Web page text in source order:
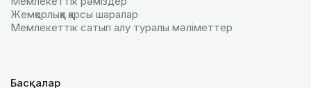
Жемқорлыққа қарсы шаралар
Мемлекеттік сатып алу туралы мәлiметтер
Басқалар